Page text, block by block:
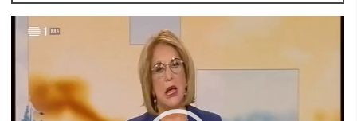
Player